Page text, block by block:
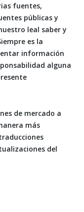
fuentes,
públicas y
leal saber y
es la
información
alguna
de mercado a
más
del